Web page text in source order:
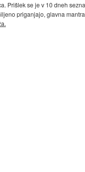
Prišlek se je v 10 dneh
priganjajo, glavna